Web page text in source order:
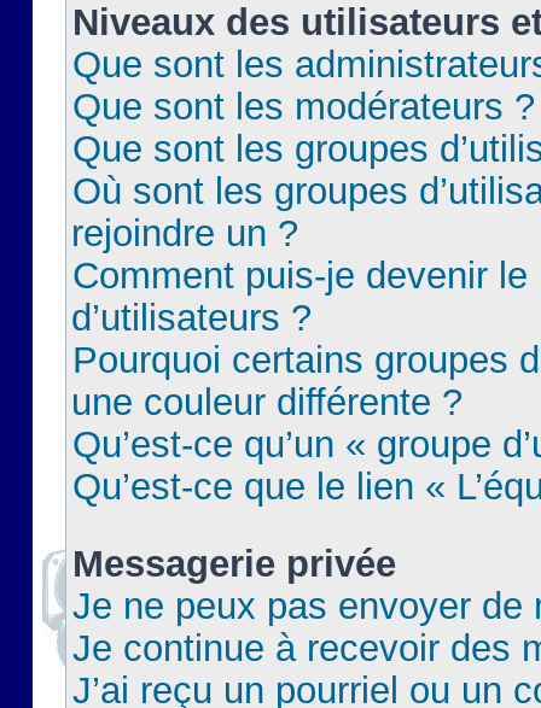
Niveaux des utilisateurs
Que sont les
Que sont les modérateurs ?
Que sont les groupes
Où sont les groupes
rejoindre un ?
Comment puis-je devenir le
d’utilisateurs ?
Pourquoi certains groupes
une couleur différente ?
Qu’est-ce qu’un « groupe
Qu’est-ce que le lien «
Messagerie privée
Je ne peux pas envoyer de
Je continue à recevoir des
J’ai reçu un pourriel ou un